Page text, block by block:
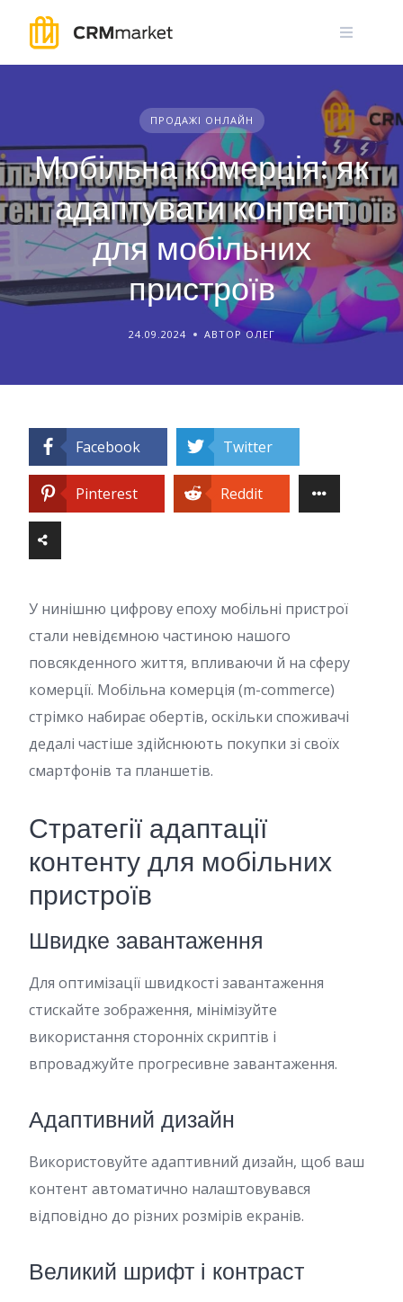
content
ПРОДАЖІ ОНЛАЙН
Мобільна комерція: як
адаптувати контент
для мобільних
пристроїв
24.09.2024 АВТОР ОЛЕГ
Facebook Twitter
Pinterest Reddit
У нинішню цифрову епоху мобільні пристрої
стали невідємною частиною нашого
повсякденного життя, впливаючи й на сферу
комерції. Мобільна комерція (m-commerce)
стрімко набирає обертів, оскільки споживачі
дедалі частіше здійснюють покупки зі своїх
смартфонів та планшетів.
Стратегії адаптації
контенту для мобільних
пристроїв
Швидке завантаження
Для оптимізації швидкості завантаження
стискайте зображення, мінімізуйте
використання сторонніх скриптів і
впроваджуйте прогресивне завантаження.
Адаптивний дизайн
Використовуйте адаптивний дизайн, щоб ваш
контент автоматично налаштовувався
відповідно до різних розмірів екранів.
Великий шрифт і контраст